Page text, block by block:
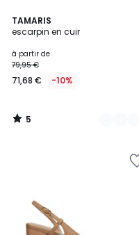
TAMARIS
escarpin en cuir
à partir de
79,95 €
71,68 € -10%
5
/
4
Couleurs
5
/